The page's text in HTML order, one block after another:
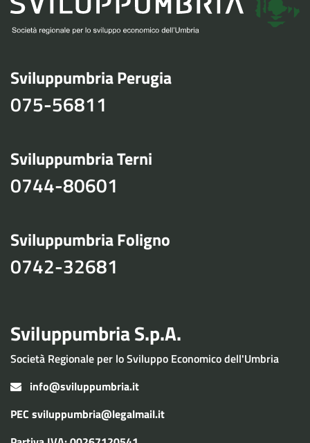
Sviluppumbria Perugia
075-56811
Sviluppumbria Terni
0744-80601
Sviluppumbria Foligno
0742-32681
Sviluppumbria S.p.A.
Società Regionale per lo Sviluppo Economico dell'Umbria
info@sviluppumbria.it
PEC sviluppumbria@legalmail.it